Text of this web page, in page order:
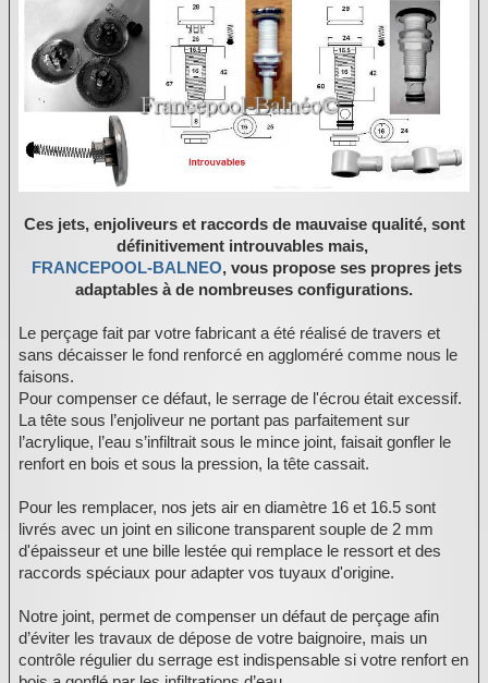
Pour l'entretien
Pour le bain
Prestations Atelier
Les bonnes affaires
Composants électroniques
F.A.Q (Foire aux questions)
Contact
.
:
Ces jets, enjoliveurs et raccords de mauvaise qualité, sont
définitivement introuvables mais,
FRANCEPOOL-BALNEO, vous propose ses propres jets
adaptables à de nombreuses configurations.
Le perçage fait par votre fabricant a été réalisé de travers et
sans décaisser le fond renforcé en aggloméré comme nous le
faisons.
Pour compenser ce défaut, le serrage de l'écrou était excessif.
La tête sous l’enjoliveur ne portant pas parfaitement sur
l’acrylique, l’eau s’infiltrait sous le mince joint, faisait gonfler le
renfort en bois et sous la pression, la tête cassait.
Pour les remplacer, nos jets air en diamètre 16 et 16.5 sont
livrés avec un joint en silicone transparent souple de 2 mm
d'épaisseur et une bille lestée qui remplace le ressort et des
raccords spéciaux pour adapter vos tuyaux d'origine.
Notre joint, permet de compenser un défaut de perçage afin
d’éviter les travaux de dépose de votre baignoire, mais un
contrôle régulier du serrage est indispensable si votre renfort en